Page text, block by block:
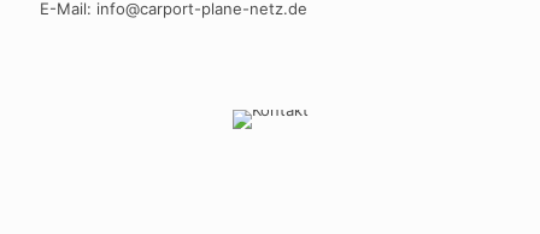
E-Mail: info@carport-plane-netz.de